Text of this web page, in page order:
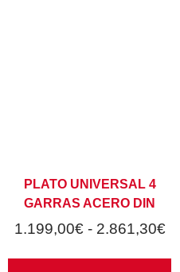
PLATO UNIVERSAL 4
GARRAS ACERO DIN
1.199,00€ - 2.861,30€